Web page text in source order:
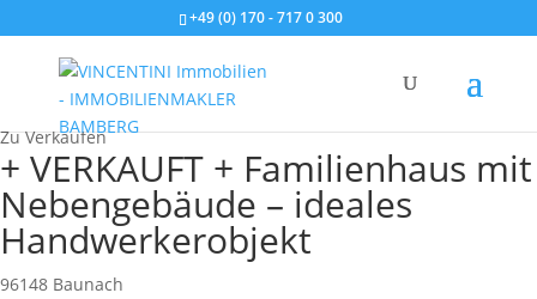
+49 (0) 170 - 717 0 300
Wohnimmobilie > Einfamilienhaus
Zu Verkaufen
+ VERKAUFT + Familienhaus mit
Nebengebäude – ideales
Handwerkerobjekt
96148 Baunach